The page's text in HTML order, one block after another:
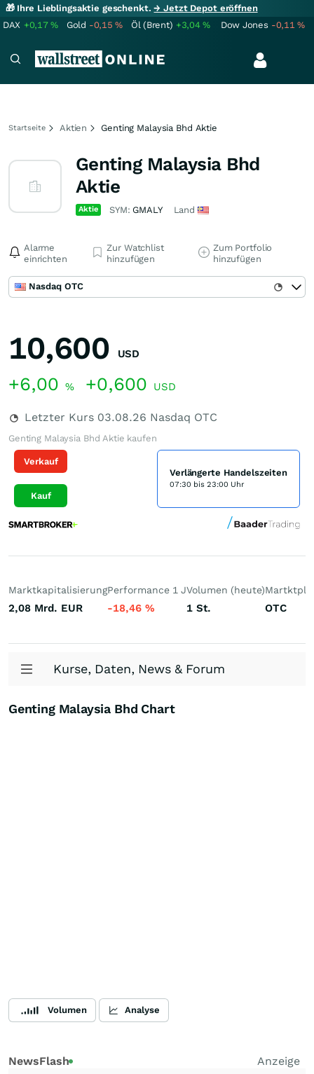
🎁 Ihre Lieblingsaktie geschenkt.→ Jetzt Depot eröffnen
DAX +0,17% Gold -0,15% Öl (Brent) +3,04% Dow Jones -0,11%
Startseite Aktien Genting Malaysia Bhd Aktie
Genting Malaysia Bhd
Aktie
Aktie SYM: GMALY Land
Alarme
einrichten
Zur Watchlist
hinzufügen
Zum Portfolio
hinzufügen
Nasdaq OTC
10,600 USD
+6,00 % +0,600 USD
Letzter Kurs 03.08.26 Nasdaq OTC
Genting Malaysia Bhd Aktie kaufen
Verkauf
Kauf
Verlängerte Handelszeiten
07:30 bis 23:00 Uhr
Marktkapitalisierung
2,08 Mrd. EUR
Performance 1 J
-18,46 %
Volumen (heute)
1 St. OTC
Kurse, Daten, News & Forum
Genting Malaysia Bhd Chart
Volumen Analyse
NewsFlash
Anzeige